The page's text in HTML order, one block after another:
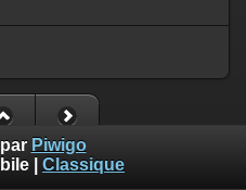
Piwigo
Classique